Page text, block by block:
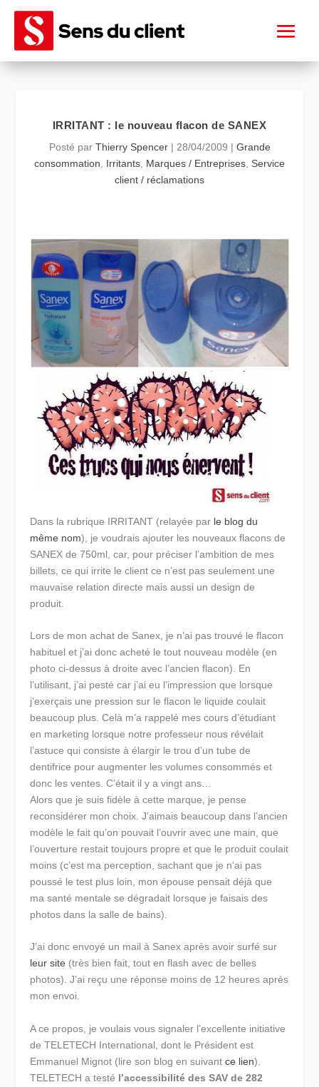
IRRITANT : le nouveau flacon de SANEX
Posté par Thierry Spencer| 28/04/2009 | Grande
consommation
Irritants Marques / Entreprises Service
client / réclamations
Dans la rubrique IRRITANT (relayée par le blog du
même nom), je voudrais ajouter les nouveaux flacons de
SANEX de 750ml, car, pour préciser l’ambition de mes
billets, ce qui irrite le client ce n’est pas seulement une
mauvaise relation directe mais aussi un design de
produit.
Lors de mon achat de Sanex, je n’ai pas trouvé le flacon
habituel et j’ai donc acheté le tout nouveau modèle (en
photo ci-dessus à droite avec l’ancien flacon). En
l’utilisant, j’ai pesté car j’ai eu l’impression que lorsque
j’exerçais une pression sur le flacon le liquide coulait
beaucoup plus. Celà m’a rappelé mes cours d’étudiant
en marketing lorsque notre professeur nous révélait
l’astuce qui consiste à élargir le trou d’un tube de
dentifrice pour augmenter les volumes consommés et
donc les ventes. C’était il y a vingt ans…
Alors que je suis fidèle à cette marque, je pense
reconsidérer mon choix. J’aimais beaucoup dans l’ancien
modèle le fait qu’on pouvait l’ouvrir avec une main, que
l’ouverture restait toujours propre et que le produit coulait
moins (c’est ma perception, sachant que je n’ai pas
poussé le test plus loin, mon épouse pensait déjà que
ma santé mentale se dégradait lorsque je faisais des
photos dans la salle de bains).
J’ai donc envoyé un mail à Sanex après avoir surfé sur
leur site (très bien fait, tout en flash avec de belles
photos). J’ai reçu une réponse moins de 12 heures après
mon envoi.
A ce propos, je voulais vous signaler l’excellente initiative
de TELETECH International, dont le Président est
Emmanuel Mignot (lire son blog en suivantce lien).
TELETECH a testé l’accessibilité des SAV de 282